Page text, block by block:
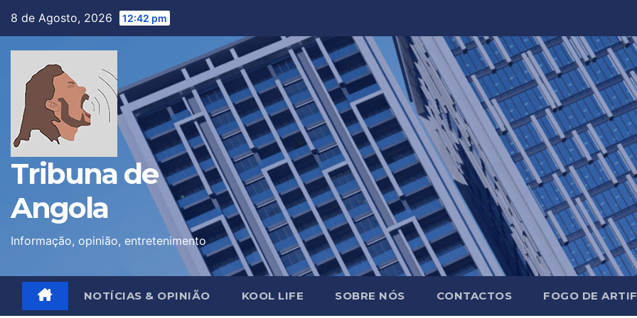
8 de Agosto, 2026 12:42 pm
Tribuna de
Angola
Informação, opinião, entretenimento
NOTÍCIAS & OPINIÃO KOOL LIFE SOBRE NÓS CONTACTOS FOGO DE